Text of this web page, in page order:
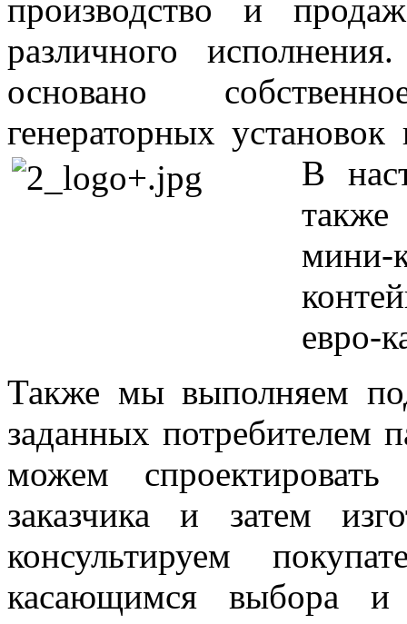
производство и
различного
основано
генераторных
В
евро-
Также мы выполняем
заданных потребителем
можем
заказчика и затем
консультируем
касающимся выбора и